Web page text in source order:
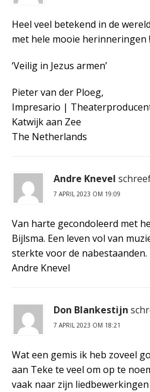
Heel veel betekend in de
met hele mooie herinneringen !
‘Veilig in Jezus armen’
Pieter van der Ploeg,
Impresario |
Katwijk aan Zee
The Netherlands
Andre Knevel
7 APRIL 2023 OM 19:09
Van harte gecondoleerd met
Bijlsma. Een leven vol van
sterkte voor de nabestaanden.
Andre Knevel
Don Blankestijn
7 APRIL 2023 OM 18:21
Wat een gemis ik heb zoveel
aan Teke te veel om op te
vaak naar zijn